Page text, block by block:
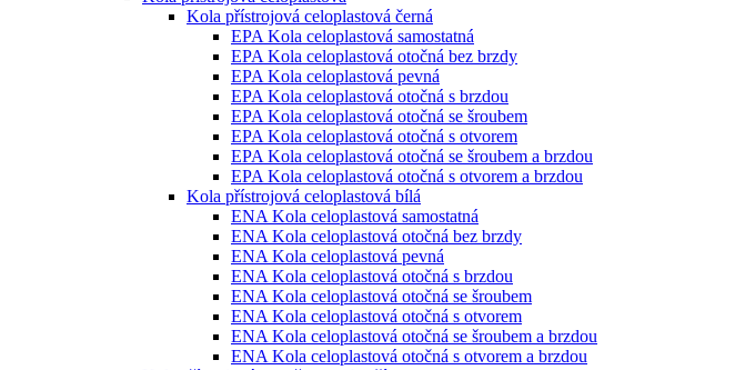
Kola přístrojová celoplastová černá
EPA Kola celoplastová samostatná
EPA Kola celoplastová otočná bez brzdy
EPA Kola celoplastová pevná
EPA Kola celoplastová otočná s brzdou
EPA Kola celoplastová otočná se šroubem
EPA Kola celoplastová otočná s otvorem
EPA Kola celoplastová otočná se šroubem a brzdou
EPA Kola celoplastová otočná s otvorem a brzdou
Kola přístrojová celoplastová bílá
ENA Kola celoplastová samostatná
ENA Kola celoplastová otočná bez brzdy
ENA Kola celoplastová pevná
ENA Kola celoplastová otočná s brzdou
ENA Kola celoplastová otočná se šroubem
ENA Kola celoplastová otočná s otvorem
ENA Kola celoplastová otočná se šroubem a brzdou
ENA Kola celoplastová otočná s otvorem a brzdou